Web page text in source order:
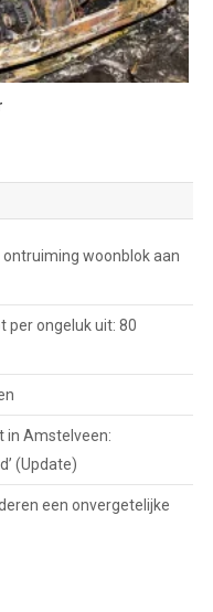
woonblok aan
per ongeluk uit: 80
in Amstelveen:
(Update)
een onvergetelijke